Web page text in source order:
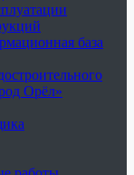
база
Орёл»